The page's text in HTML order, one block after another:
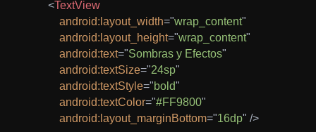
<TextView
android: layout_width="wrap_content"
android: layout_height="wrap_content"
android:text="Sombras y Efectos"
android:textSize="24sp"
android:textStyle="bold"
android:textColor="#FF9800"
android: layout_marginBottom="16dp" />